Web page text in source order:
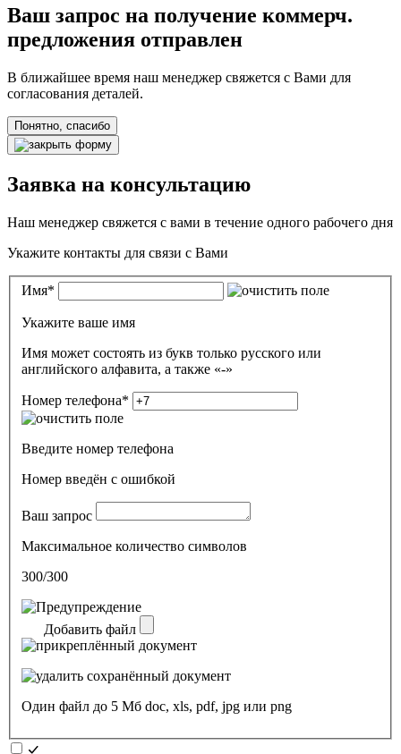
Ваш запрос на получение коммерч.
предложения отправлен
В ближайшее время наш менеджер свяжется с Вами для
согласования деталей.
Понятно, спасибо
Заявка на консультацию
Наш менеджер свяжется с вами в течение одного рабочего дня
Укажите контакты для связи с Вами
Имя*
Укажите ваше имя
Имя может состоять из букв только русского или
английского алфавита, а также «-»
Номер телефона*
Введите номер телефона
Номер введён c ошибкой
Ваш запрос
Максимальное количество символов
300/300
Добавить файл
Один файл до 5 Мб doc, xls, pdf, jpg или png